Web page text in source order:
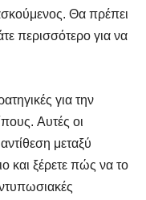
Θα πρέπει
περισσότερο για να
για την
Αυτές οι
μεταξύ
και ξέρετε πώς να το